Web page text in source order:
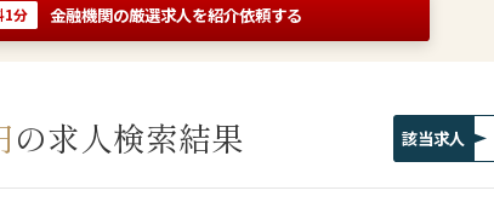
1分 金融機関の厳選求人を紹介依頼する
の求人検索結果 該当求人